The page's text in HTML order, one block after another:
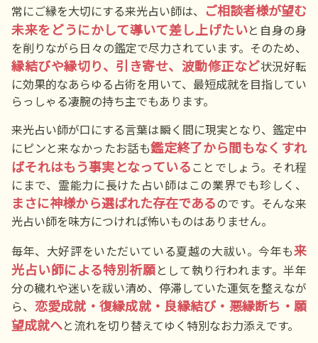
常にご縁を大切にする来光占い師は、 ご相談者様が望む
未来をどうにかして導いて差し上げたいと自身の身
を削りながら日々の鑑定で尽力されています。そのため、
縁結びや縁切り、引き寄せ、波動修正など状況好転
に効果的なあらゆる占術を用いて、最短成就を目指してい
らっしゃる凄腕の持ち主でもあります。
来光占い師が口にする言葉は瞬く間に現実となり、鑑定中
にピンと来なかったお話も鑑定終了から間もなくすれ
ばそれはもう事実となっている ことでしょう。それ程
にまで、霊能力に長けた占い師はこの業界でも珍しく、
まさに神様から選ばれた存在であるのです。そんな来
光占い師を味方につければ怖いものはありません。
毎年、大好評をいただいている夏越の大祓い。今年も来
光占い師による特別祈願として執り行われます。半年
分の穢れや迷いを祓い清め、停滞していた運気を整えなが
ら、 恋愛成就・復縁成就・良縁結び・悪縁断ち・願
望成就へと流れを切り替えてゆく特別なお力添えです。